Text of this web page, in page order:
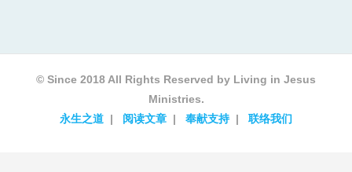
© Since 2018 All Rights Reserved by Living in Jesus
Ministries.
永生之道
阅读文章 奉献支持 联络我们